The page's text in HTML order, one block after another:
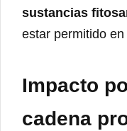
sustancias
estar permitido
Impacto
cadena